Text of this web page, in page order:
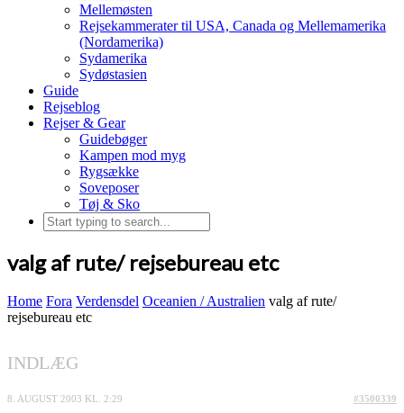
Mellemøsten
Rejsekammerater til USA, Canada og Mellemamerika
(Nordamerika)
Sydamerika
Sydøstasien
Guide
Rejseblog
Rejser & Gear
Guidebøger
Kampen mod myg
Rygsække
Soveposer
Tøj & Sko
valg af rute/ rejsebureau etc
Home Fora Verdensdel Oceanien / Australien valg af rute/
rejsebureau etc
INDLÆG
8. AUGUST 2003 KL. 2:29 #3500339